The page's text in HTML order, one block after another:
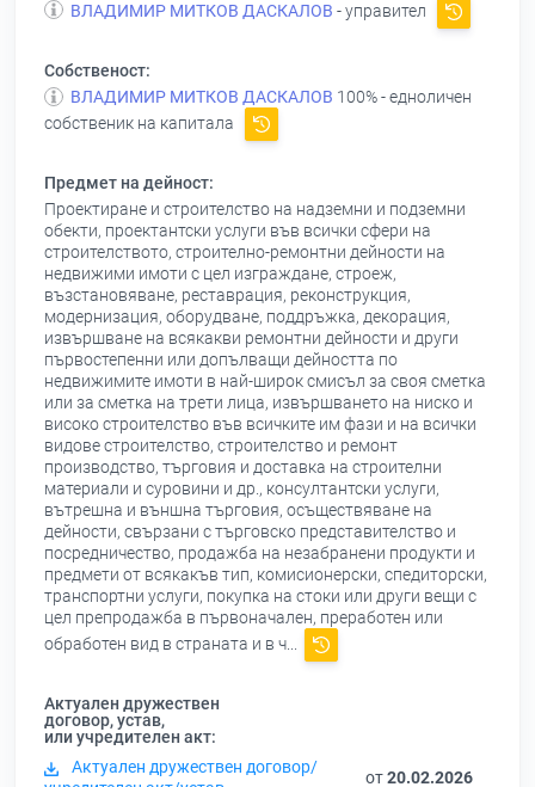
ВЛАДИМИР МИТКОВ ДАСКАЛОВ - управител
Собственост:
ВЛАДИМИР МИТКОВ ДАСКАЛОВ 100% - едноличен
собственик на капитала
Предмет на дейност:
Проектиране и строителство на надземни и подземни
обекти, проектантски услуги във всички сфери на
строителството, строително-ремонтни дейности на
недвижими имоти с цел изграждане, строеж,
възстановяване, реставрация, реконструкция,
модернизация, оборудване, поддръжка, декорация,
извършване на всякакви ремонтни дейности и други
първостепенни или допълващи дейността по
недвижимите имоти в най-широк смисъл за своя сметка
или за сметка на трети лица, извършването на ниско и
високо строителство във всичките им фази и на всички
видове строителство, строителство и ремонт
производство, търговия и доставка на строителни
материали и суровини и др., консултантски услуги,
вътрешна и външна търговия, осъществяване на
дейности, свързани с търговско представителство и
посредничество, продажба на незабранени продукти и
предмети от всякакъв тип, комисионерски, спедиторски,
транспортни услуги, покупка на стоки или други вещи с
цел препродажба в първоначален, преработен или
обработен вид в страната и в ч...
Актуален дружествен
договор, устав,
или учредителен акт:
Актуален дружествен договор/
от20.02.2026